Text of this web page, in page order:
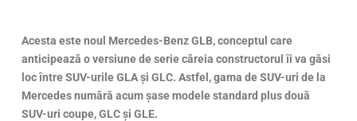
Acesta este noul Mercedes-Benz GLB, conceptul care
anticipează o versiune de serie căreia constructorul îi va găsi
loc între SUV-urile GLA și GLC. Astfel, gama de SUV-uri de la
Mercedes numără acum șase modele standard plus două
SUV-uri coupe, GLC și GLE.